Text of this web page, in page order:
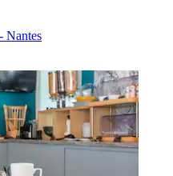
Nantes